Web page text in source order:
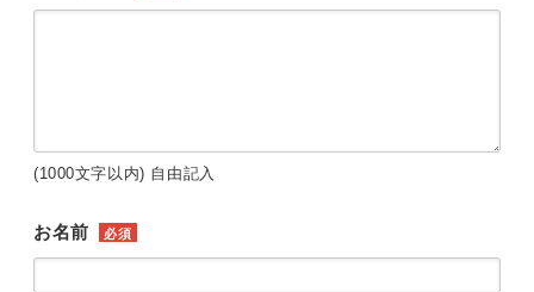
(1000文字以内) 自由記入
お名前 必須